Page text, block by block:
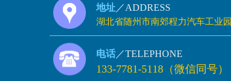
地址 ／ADDRESS
湖北省随州市南郊程力汽车工业园
电话 ／TELEPHONE
133-7781-5118（微信同号）